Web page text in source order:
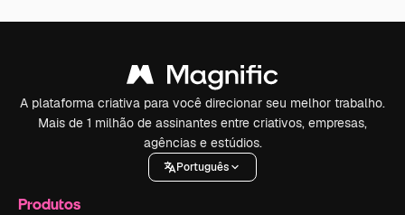
A plataforma criativa para você direcionar seu melhor trabalho.
Mais de 1 milhão de assinantes entre criativos, empresas,
agências e estúdios.
Português
Produtos